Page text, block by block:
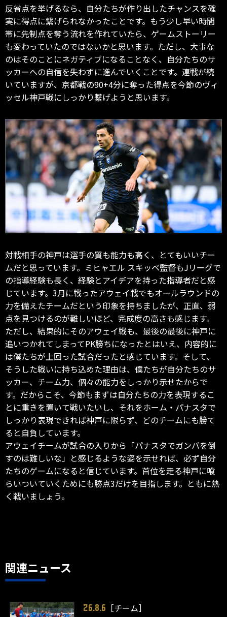
反省点を挙げるなら、自分たちが作り出したチャンスを確
実に得点に繋げられなかったことです。もう少し早い時間
帯に先制点を奪う流れを作れていたら、ゲームストーリー
も変わっていたのではないかと思います。ただし、大事な
のはそのことにネガティブになることなく、自分たちのサ
ッカーへの自信を失わずに進んでいくことです。連戦が続
いていますが、京都戦の90+4分に奪った得点を今節のヴィ
ッセル神戸戦にしっかり繋げようと思います。
対戦相手の神戸は選手の質も能力も高く、とてもいいチー
ムだと思っています。ミヒャエル スキッベ監督もJリーグで
の指導経験も長く、経験とアイデアを持った指導者だと感
じています。3月に戦ったアウェイ戦でもオールラウンドの
力を備えたチームだという印象を持ちましたが、正直、弱
点を見つけるのが難しいほど、完成度の高さも感じます。
ただし、結果的にそのアウェイ戦も、最後の最後に神戸に
追いつかれてしまってPK勝ちになったとはいえ、内容的に
は僕たちが上回った試合だったと感じています。そして、
そうした戦いに持ち込めた理由は、僕たちが自分たちのサ
ッカー、チーム力、個々の能力をしっかり示せたからで
す。だからこそ、今節もまずは自分たちの力を表現するこ
とに重きを置いて戦いたいし、それをホーム・パナスタで
しっかり表現できれば神戸に限らず、どのチームにも勝て
ると自負しています。
アウェイチームが試合の入りから「パナスタでガンバを倒
すのは難しいな」と感じるような姿を示せれば、必ず自分
たちのゲームになると信じています。首位を走る神戸に喰
らいついていくためにも勝点3だけを目指します。ともに熱
く戦いましょう。
関連ニュース
26.8.6
［チーム］